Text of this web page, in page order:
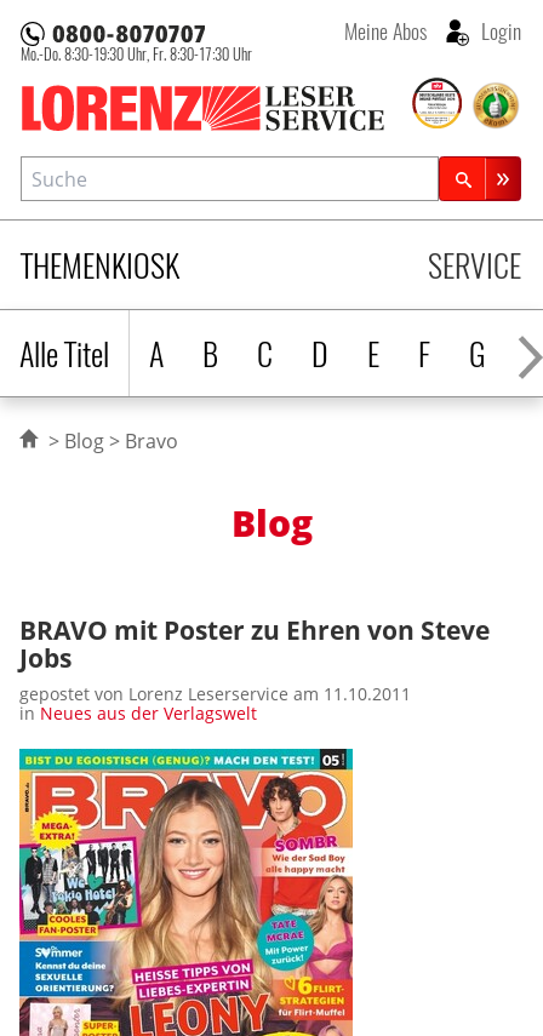
Lorenz Leserservice
Mo.-Do. 8:30-19:30 Uhr, Fr. 8:30-17:30 Uhr
Meine Abos Login
THEMENKIOSK
Alle Titel
A B C D E F G H
SERVICE
Suche
Zeitschriftensuche
Blog Bravo
Blog
BRAVO mit Poster zu Ehren von Steve
Jobs
gepostet von Lorenz Leserservice am 11.10.2011
in Neues aus der Verlagswelt